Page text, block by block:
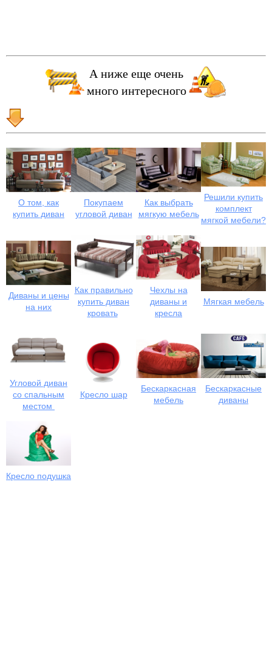
А ниже еще очень
много интересного
О том, как
купить диван
Покупаем
угловой диван
Как выбрать
мягкую мебель
Решили купить
комплект
мягкой мебели?
Диваны и цены
на них
Как правильно
купить диван
кровать
Чехлы на
диваны и
кресла
Мягкая мебель
Угловой диван
со спальным
местом
Кресло шар
Бескаркасная
мебель
Бескаркасные
диваны
Кресло подушка